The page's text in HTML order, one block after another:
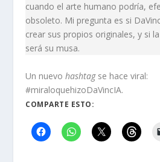
cuando el arte humano podría,
obsoleto. Mi pregunta es si
crear sus propios originales, y si
será su musa.
Un nuevohashtagse hace viral:
#miraloquehizoDaVincIA.
COMPARTE ESTO: